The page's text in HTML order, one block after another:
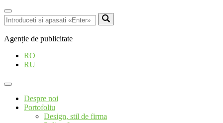
Agenție de publicitate
RO
RU
Despre noi
Portofoliu
Design, stil de firma